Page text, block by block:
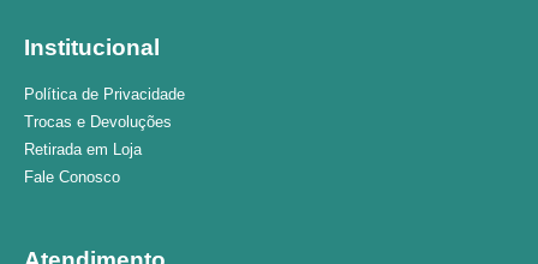
Institucional
Política de Privacidade
Trocas e Devoluções
Retirada em Loja
Fale Conosco